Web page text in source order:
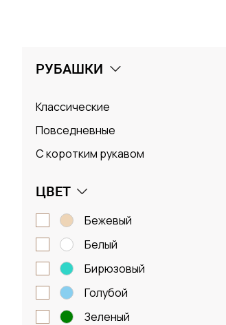
РУБАШКИ
Классические
Повседневные
С коротким рукавом
ЦВЕТ
бежевый
белый
бирюзовый
голубой
зеленый